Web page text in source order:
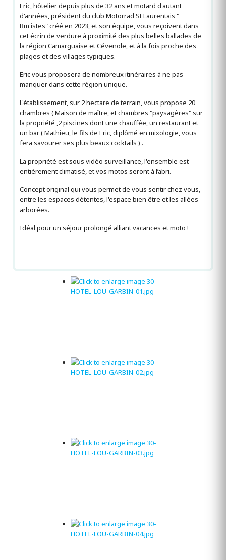
Eric, hôtelier depuis plus de 32 ans et motard d'autant
d'années, président du club Motorrad St Laurentais "
Bm'istes" créé en 2023, et son équipe, vous reçoivent dans
cet écrin de verdure à proximité des plus belles ballades de
la région Camarguaise et Cévenole, et à la fois proche des
plages et des villages typiques.
Eric vous proposera de nombreux itinéraires à ne pas
manquer dans cette région unique.
L'établissement, sur 2 hectare de terrain, vous propose 20
chambres ( Maison de maître, et chambres "paysagères" sur
la propriété ,2 piscines dont une chauffée, un restaurant et
un bar ( Mathieu, le fils de Eric, diplômé en mixologie, vous
fera savourer ses plus beaux cocktails ) .
La propriété est sous vidéo surveillance, l'ensemble est
entièrement climatisé, et vos motos seront à l’abri.
Concept original qui vous permet de vous sentir chez vous,
entre les espaces détentes, l'espace bien être et les allées
arborées.
Idéal pour un séjour prolongé alliant vacances et moto !